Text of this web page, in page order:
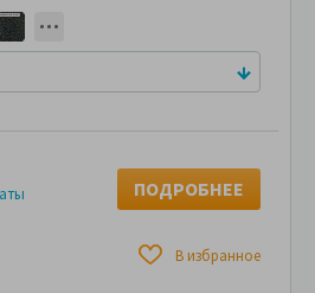
В избранное
ПОДРОБНЕЕ